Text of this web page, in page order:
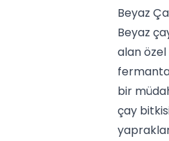
Beyaz
Beyaz
alan
bir
çay